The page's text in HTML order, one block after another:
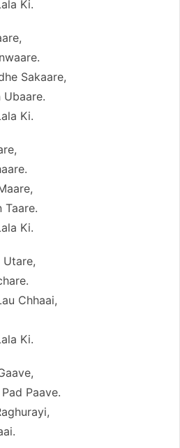
Ki.
Sakaare,
Ubaare.
Ki.
Taare.
Ki.
Chhaai,
Ki.
Paave.